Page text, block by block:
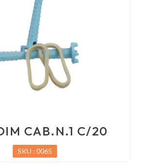
CAB.N.1 C/20
SKU : 0065